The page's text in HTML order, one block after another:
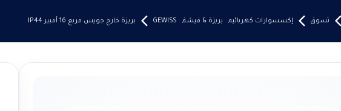
تسوق إكسسوارات كهربائيه, بريزة & فيشة,
GEWISS بريزة خارج جويس مربع 16 أمبير IP44